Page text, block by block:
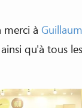
merci à
ainsi qu'à tous